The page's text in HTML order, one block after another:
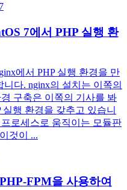
7에서 PHP 실행 환
에서 PHP 실행 환경을 만
다. nginx의 설치는 이쪽의
구축은 이쪽의 기사를 봐
실행 환경을 갖추고 있습니
로세스로 움직이는 모듈판
것이 ...
FPM을 사용하여